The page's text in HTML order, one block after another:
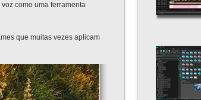
como uma ferramenta
que muitas vezes aplicam